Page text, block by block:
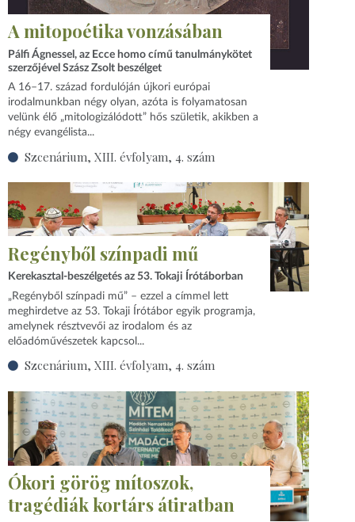
A mitopoétika vonzásában
Pálfi Ágnessel, az Ecce homo című tanulmánykötet
szerzőjével Szász Zsolt beszélget
A 16–17. század fordulóján újkori európai
irodalmunkban négy olyan, azóta is folyamatosan
velünk élő „mitologizálódott” hős születik, akikben a
négy evangélista...
Szcenárium, XIII. évfolyam, 4. szám
Regényből színpadi mű
Kerekasztal-beszélgetés az 53. Tokaji Írótáborban
„Regényből színpadi mű” – ezzel a címmel lett
meghirdetve az 53. Tokaji Írótábor egyik programja,
amelynek résztvevői az irodalom és az
előadóművészetek kapcsol...
Szcenárium, XIII. évfolyam, 4. szám
Ókori görög mítoszok,
tragédiák kortárs átiratban